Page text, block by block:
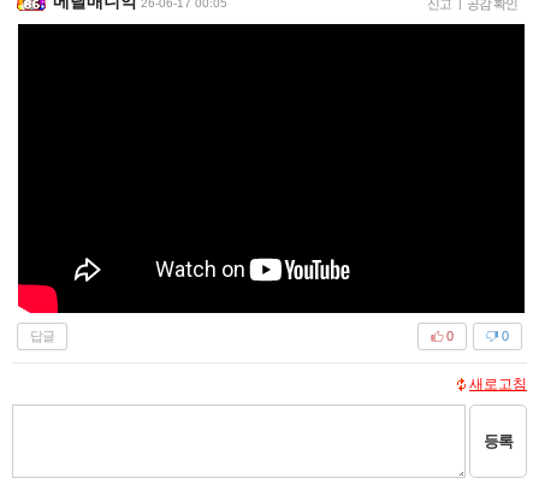
26-06-17 00:05 신고 | 공감 확인
답글 0
0
새로고침
등록